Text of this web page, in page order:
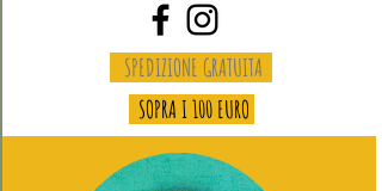
SPEDIZIONE GRATUITA
SOPRA I 100 EURO